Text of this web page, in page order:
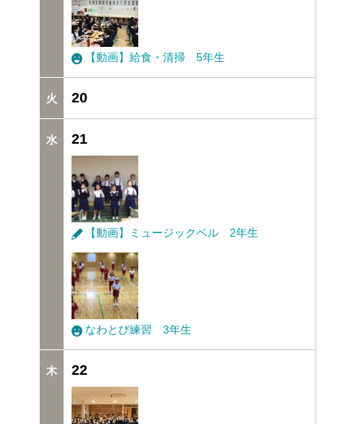
【動画】給食・清掃 5年生
20
21
【動画】ミュージックベル 2年生
なわとび練習 3年生
22